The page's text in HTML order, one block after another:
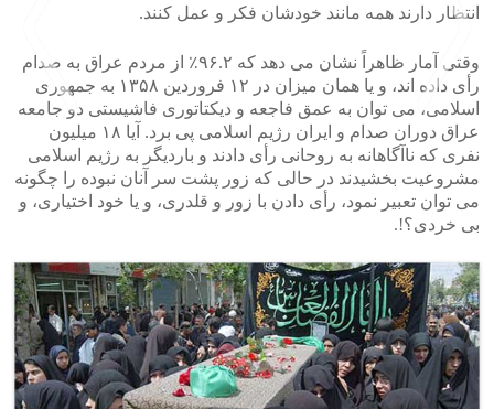
انتظار دارند همه مانند خودشان فکر و عمل کنند.
وقتی آمار ظاهراً نشان می دهد که ۹۶.۲٪ از مردم عراق به صدام
رأی داده اند، و یا همان میزان در ۱۲ فروردین ۱۳۵۸ به جمهوری
اسلامی، می توان به عمق فاجعه و دیکتاتوری فاشیستی دو جامعه
عراق دوران صدام و ایران رژیم اسلامی پی برد. آیا ۱۸ میلیون
نفری که ناآگاهانه به روحانی رأی دادند و باردیگر به رژیم اسلامی
مشروعیت بخشیدند در حالی که زور پشت سر آنان نبوده را چگونه
می توان تعبیر نمود، رأی دادن با زور و قلدری، و یا خود اختیاری، و
بی خردی؟!.
<
>